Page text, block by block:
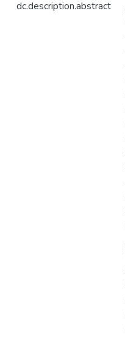
dc.description.abstract